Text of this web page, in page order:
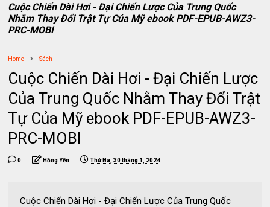
Cuộc Chiến Dài Hơi - Đại Chiến Lược Của Trung Quốc
Nhằm Thay Đổi Trật Tự Của Mỹ ebook PDF-EPUB-AWZ3-
PRC-MOBI
Home Sách
Cuộc Chiến Dài Hơi - Đại Chiến Lược
Của Trung Quốc Nhằm Thay Đổi Trật
Tự Của Mỹ ebook PDF-EPUB-AWZ3-
PRC-MOBI
0 Hồng Yến Thứ Ba, 30 tháng 1, 2024
Cuộc Chiến Dài Hơi - Đại Chiến Lược Của Trung Quốc